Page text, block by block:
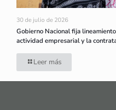
30 de julio de 2026
Gobierno Nacional fija
actividad empresarial y la
Leer más